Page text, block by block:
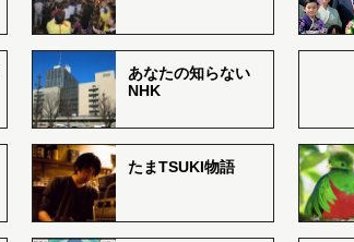
あなたの知らない
NHK
たまTSUKI物語